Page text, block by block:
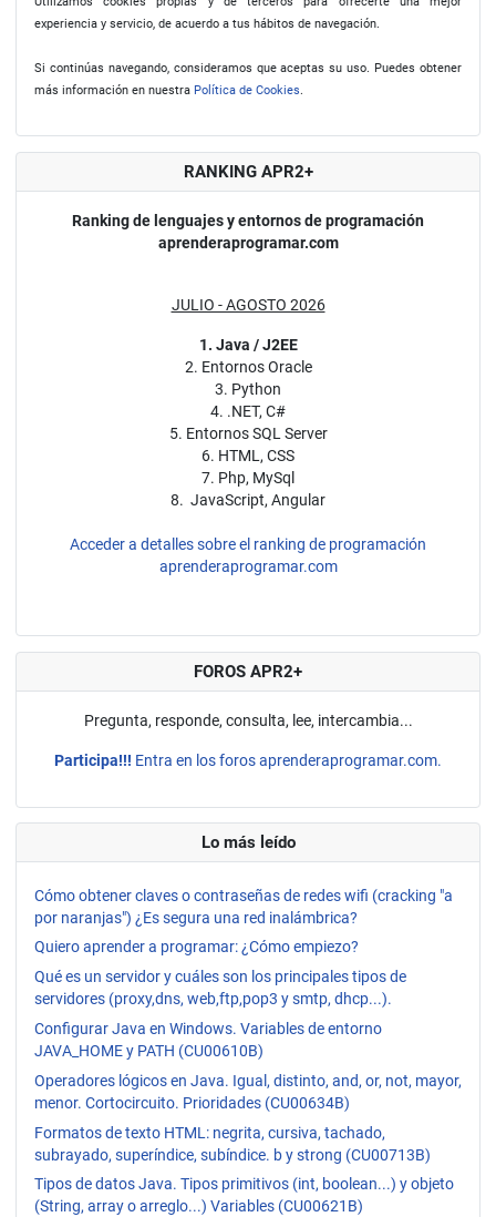
experiencia y servicio, de acuerdo a tus hábitos de navegación.
Si continúas navegando, consideramos que aceptas su uso. Puedes obtener
más información en nuestra Política de Cookies.
RANKING APR2+
Ranking de lenguajes y entornos de programación
aprenderaprogramar.com
JULIO - AGOSTO 2026
1. Java / J2EE
2. Entornos Oracle
3. Python
4. .NET, C#
5. Entornos SQL Server
6. HTML, CSS
7. Php, MySql
8. JavaScript, Angular
Acceder a detalles sobre el ranking de programación
aprenderaprogramar.com
FOROS APR2+
Pregunta, responde, consulta, lee, intercambia...
Participa!!! Entra en los foros aprenderaprogramar.com.
Lo más leído
Cómo obtener claves o contraseñas de redes wifi (cracking "a
por naranjas") ¿Es segura una red inalámbrica?
Quiero aprender a programar: ¿Cómo empiezo?
Qué es un servidor y cuáles son los principales tipos de
servidores (proxy,dns, web,ftp,pop3 y smtp, dhcp...).
Configurar Java en Windows. Variables de entorno
JAVA_HOME y PATH (CU00610B)
Operadores lógicos en Java. Igual, distinto, and, or, not, mayor,
menor. Cortocircuito. Prioridades (CU00634B)
Formatos de texto HTML: negrita, cursiva, tachado,
subrayado, superíndice, subíndice. b y strong (CU00713B)
Tipos de datos Java. Tipos primitivos (int, boolean...) y objeto
(String, array o arreglo...) Variables (CU00621B)